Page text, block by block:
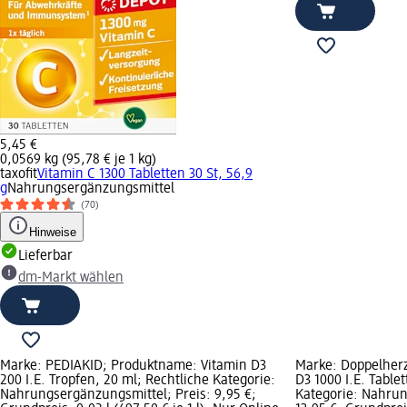
5,45 €
0,0569 kg (95,78 € je 1 kg)
taxofitVitamin C 1300 Tabletten 30 St, 56,9
gNahrungsergänzungsmittel
(70)
Hinweise
Lieferbar
dm-Markt wählen
Marke: PEDIAKID; Produktname: Vitamin D3
200 I.E. Tropfen, 20 ml; Rechtliche Kategorie:
Nahrungsergänzungsmittel; Preis: 9,95 €;
Marke:
D3 1000 I.E.
Kategorie: